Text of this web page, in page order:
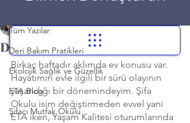
Tüm Yazılar
Deri Bakım Pratikleri
Ekolojik Sağlık ve Güzellik
ETA Blog
Şifacı Mutfak Okulu
Derim, bedenim, evim
24 Ara 2021
Birkaç haftadır aklımda ev konusu var.
Hayatımın evle ilgili bir sürü olayının
yaşandığı bir dönemindeyim. Şifa
Okulu isim değiştirmeden evvel yani
ETA iken, Yaşam Kalitesi oturumlarında